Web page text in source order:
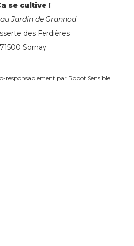
se cultive !
Jardin de Grannod
des Ferdières
71500 Sornay
responsablement par Robot Sensible